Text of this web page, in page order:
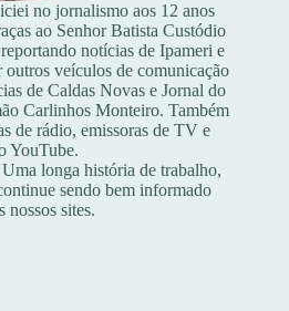
no jornalismo aos 12 anos
ao Senhor Batista Custódio
notícias de Ipameri e
outros veículos de comunicação
de Caldas Novas e Jornal do
Carlinhos Monteiro. Também
de rádio, emissoras de TV e
YouTube.
longa história de trabalho,
sendo bem informado
nossos sites.